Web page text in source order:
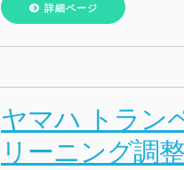
詳細ページ
ヤマハ トラン
リーニング調